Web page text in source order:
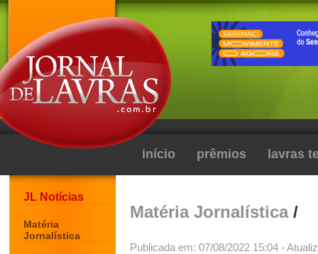
início prêmios lavras
JL Notícias
Matéria
Jornalística
Matéria Jornalística/
Publicada em: 07/08/2022 15:04 -